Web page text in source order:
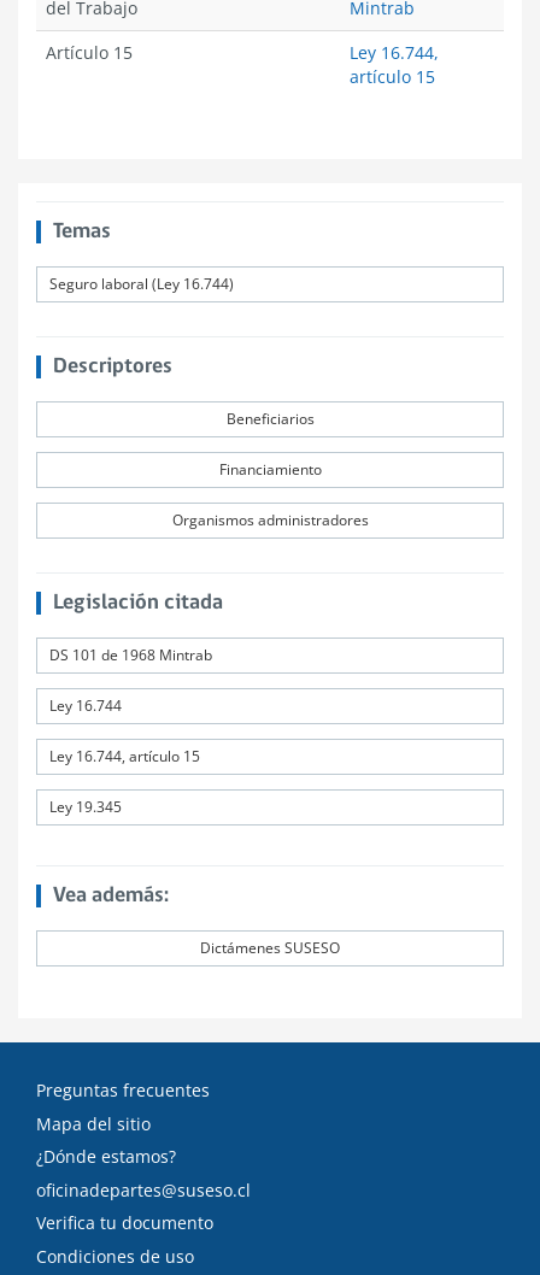
del Trabajo
Mintrab
Artículo 15
Ley 16.744,
artículo 15
Temas
Seguro laboral (Ley 16.744)
Descriptores
Beneficiarios
Financiamiento
Organismos administradores
Legislación citada
DS 101 de 1968 Mintrab
Ley 16.744
Ley 16.744, artículo 15
Ley 19.345
Vea además:
Dictámenes SUSESO
Preguntas frecuentes
Mapa del sitio
¿Dónde estamos?
oficinadepartes@suseso.cl
Verifica tu documento
Condiciones de uso